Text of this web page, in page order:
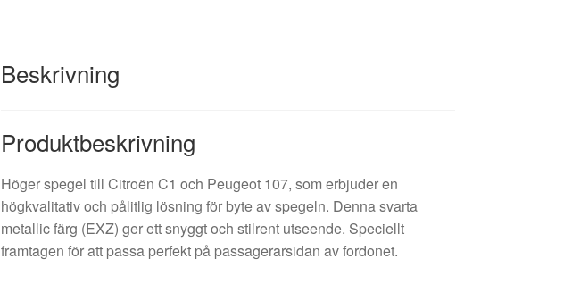
Beskrivning
Produktbeskrivning
Höger spegel till Citroën C1 och Peugeot 107, som erbjuder en
högkvalitativ och pålitlig lösning för byte av spegeln. Denna svarta
metallic färg (EXZ) ger ett snyggt och stilrent utseende. Speciellt
framtagen för att passa perfekt på passagerarsidan av fordonet.